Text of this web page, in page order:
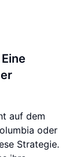
auf dem
oder
Strategie.